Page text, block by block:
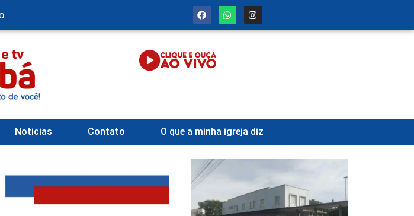
Noticias Contato O que a minha igreja diz